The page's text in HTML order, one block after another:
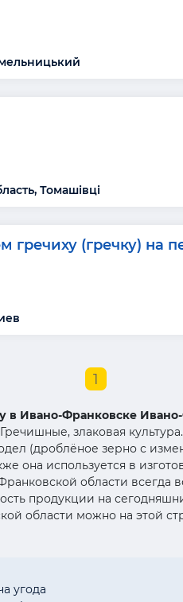
Томашівці
гречиху (гречку) на
1
в Ивано-Франковске
злаковая
(дроблёное зерно с
она используется в
области всегда
продукции на
области можно на этой
угода